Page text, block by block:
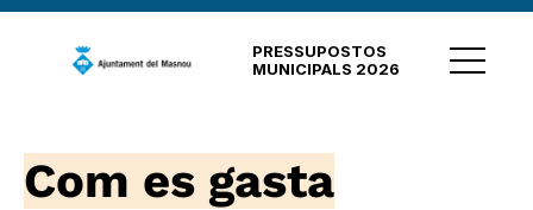
PRESSUPOSTOS
MUNICIPALS 2026
Com es gasta